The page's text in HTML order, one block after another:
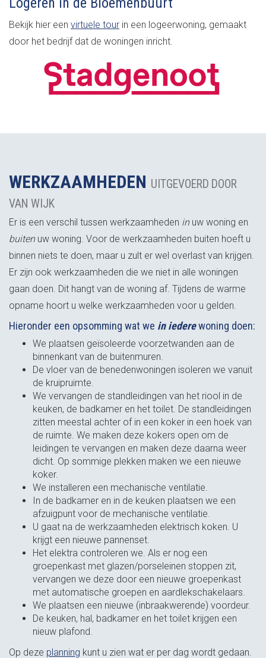
Bekijk hier een virtuele tour in een logeerwoning, gemaakt
door het bedrijf dat de woningen inricht.
WERKZAAMHEDEN UITGEVOERD DOOR
VAN WIJK
Er is een verschil tussen werkzaamheden inuw woning en
buitenuw woning. Voor de werkzaamheden buiten hoeft u
binnen niets te doen, maar u zult er wel overlast van krijgen.
Er zijn ook werkzaamheden die we niet in alle woningen
gaan doen. Dit hangt van de woning af. Tijdens de warme
opname hoort u welke werkzaamheden voor u gelden.
Hieronder een opsomming wat we in iederewoning doen:
We plaatsen geïsoleerde voorzetwanden aan de
binnenkant van de buitenmuren.
De vloer van de benedenwoningen isoleren we vanuit
de kruipruimte.
We vervangen de standleidingen van het riool in de
keuken, de badkamer en het toilet. De standleidingen
zitten meestal achter of in een koker in een hoek van
de ruimte. We maken deze kokers open om de
leidingen te vervangen en maken deze daarna weer
dicht. Op sommige plekken maken we een nieuwe
koker.
We installeren een mechanische ventilatie.
In de badkamer en in de keuken plaatsen we een
afzuigpunt voor de mechanische ventilatie.
U gaat na de werkzaamheden elektrisch koken. U
krijgt een nieuwe pannenset.
Het elektra controleren we. Als er nog een
groepenkast met glazen/porseleinen stoppen zit,
vervangen we deze door een nieuwe groepenkast
met automatische groepen en aardlekschakelaars.
We plaatsen een nieuwe (inbraakwerende) voordeur.
De keuken, hal, badkamer en het toilet krijgen een
nieuw plafond.
Op deze planning kunt u zien wat er per dag wordt gedaan.